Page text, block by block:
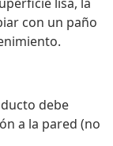
con un paño
debe
a la pared (no